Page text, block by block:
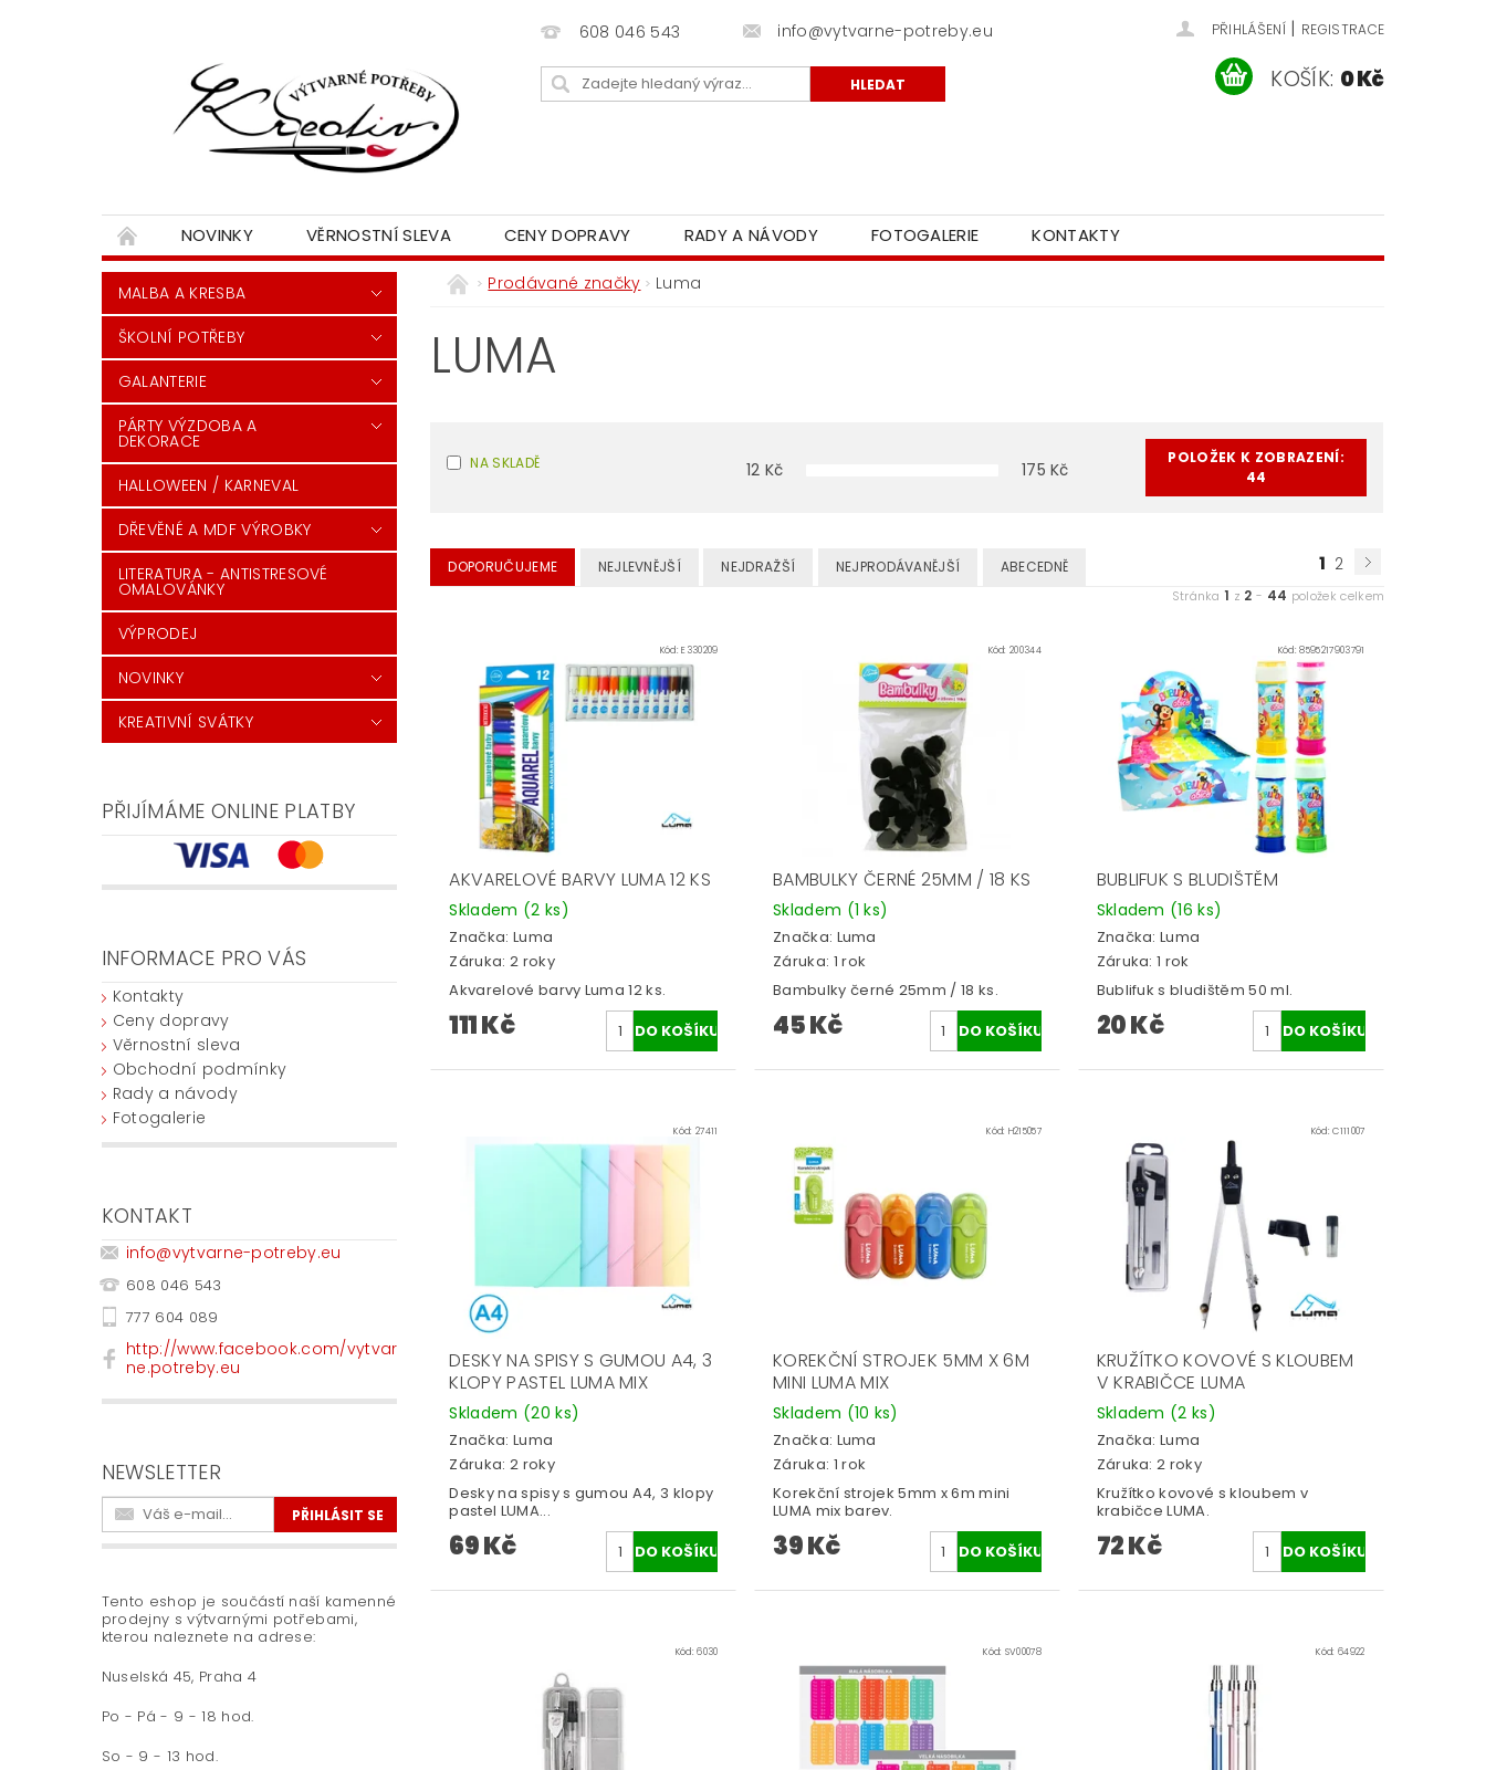
608 046 543 info@vytvarne-potreby.eu PŘIHLÁŠENÍ | REGISTRACE
KOŠÍK: 0 Kč
NOVINKY VĚRNOSTNÍ SLEVA CENY DOPRAVY RADY A NÁVODY FOTOGALERIE KONTAKTY
MALBA A KRESBA
ŠKOLNÍ POTŘEBY
GALANTERIE
PÁRTY VÝZDOBA A
DEKORACE
HALLOWEEN / KARNEVAL
DŘEVĚNÉ A MDF VÝROBKY
LITERATURA - ANTISTRESOVÉ
OMALOVÁNKY
VÝPRODEJ
NOVINKY
KREATIVNÍ SVÁTKY
PŘIJÍMÁME ONLINE PLATBY
INFORMACE PRO VÁS
Kontakty
Ceny dopravy
Věrnostní sleva
Obchodní podmínky
Rady a návody
Fotogalerie
KONTAKT
info@vytvarne-potreby.eu
608 046 543
777 604 089
http://www.facebook.com/vytvar
ne.potreby.eu
NEWSLETTER
Tento eshop je součástí naší kamenné
prodejny s výtvarnými potřebami,
kterou naleznete na adrese:
Nuselská 45, Praha 4
Po - Pá - 9 - 18 hod.
So - 9 - 13 hod.
Prodávané značky Luma
LUMA
NA SKLADĚ 12 Kč 175 Kč
POLOŽEK K ZOBRAZENÍ:
44
DOPORUČUJEME NEJLEVNĚJŠÍ NEJDRAŽŠÍ NEJPRODÁVANĚJŠÍ ABECEDNĚ 1 2
Stránka1 z 2 - 44 položek celkem
Kód:E330209
AKVARELOVÉ BARVY LUMA 12 KS
Skladem (2 ks)
Značka: Luma
Záruka: 2 roky
Akvarelové barvy Luma 12 ks.
111 Kč
Kód:200344
BAMBULKY ČERNÉ 25MM / 18 KS
Skladem (1 ks)
Značka: Luma
Záruka: 1 rok
Bambulky černé 25mm / 18 ks.
45 Kč
Kód:8595217903791
BUBLIFUK S BLUDIŠTĚM
Skladem (16 ks)
Značka:Luma
Záruka: 1 rok
Bublifuk s bludištěm 50 ml.
20 Kč
Kód: 27411
DESKY NA SPISY S GUMOU A4, 3
KLOPY PASTEL LUMA MIX
Skladem (20 ks)
Značka: Luma
Záruka: 2 roky
Desky na spisy s gumou A4, 3 klopy
pastel LUMA...
69 Kč
Kód: H215057
KOREKČNÍ STROJEK 5MM X 6M
MINI LUMA MIX
Skladem (10 ks)
Značka: Luma
Záruka: 1 rok
Korekční strojek 5mm x 6m mini
LUMA mix barev.
39 Kč
Kód:C111007
KRUŽÍTKO KOVOVÉ S KLOUBEM
V KRABIČCE LUMA
Skladem (2 ks)
Značka:Luma
Záruka: 2 roky
Kružítko kovové s kloubem v
krabičce LUMA.
72 Kč
Kód:6030 Kód: SV00078 Kód:64922